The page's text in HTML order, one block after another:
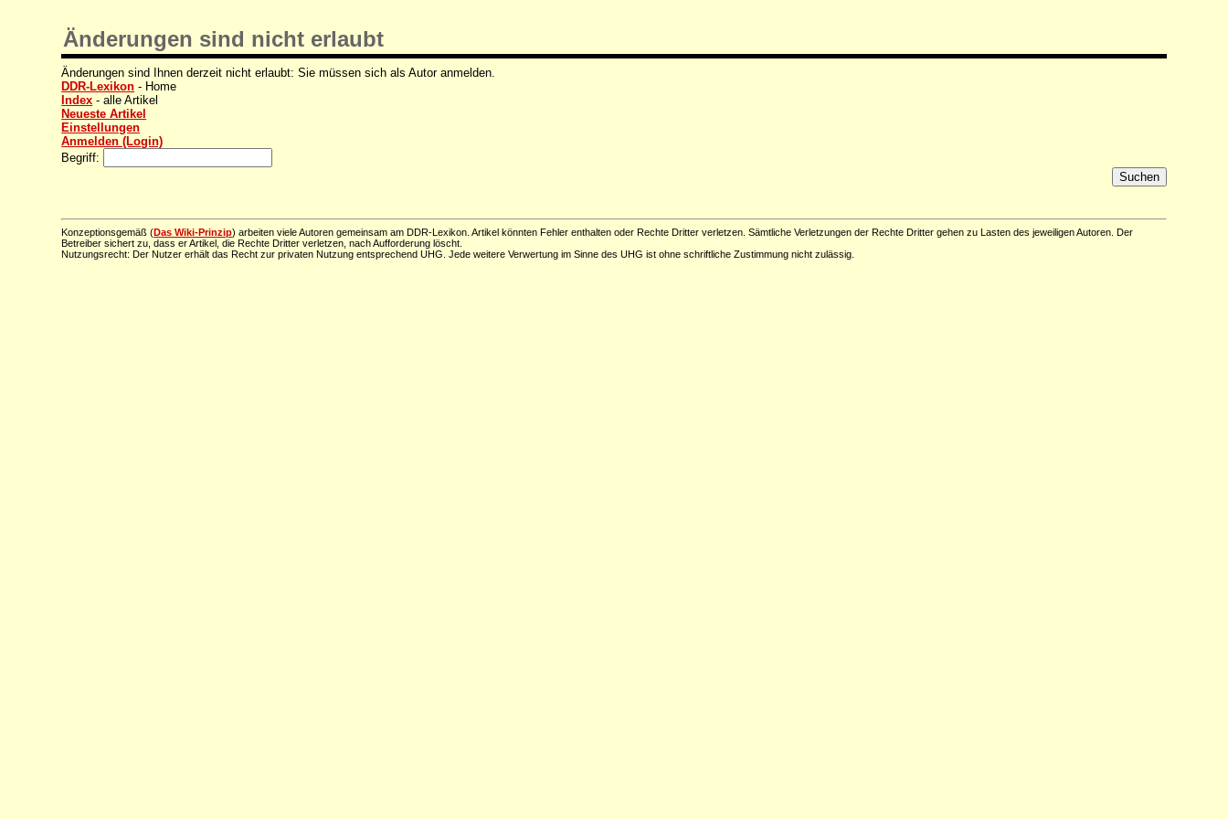
Änderungen sind nicht erlaubt
Änderungen sind Ihnen derzeit nicht erlaubt: Sie müssen sich als Autor anmelden.
DDR-Lexikon - Home
Index - alle Artikel
Neueste Artikel
Einstellungen
Anmelden (Login)
Begriff:
Konzeptionsgemäß (Das Wiki-Prinzip) arbeiten viele Autoren gemeinsam am DDR-Lexikon. Artikel könnten Fehler enthalten oder Rechte Dritter verletzen. Sämtliche Verletzungen der Rechte Dritter gehen zu Lasten des jeweiligen Autoren. Der
Betreiber sichert zu, dass er Artikel, die Rechte Dritter verletzen, nach Aufforderung löscht.
Nutzungsrecht: Der Nutzer erhält das Recht zur privaten Nutzung entsprechend UHG. Jede weitere Verwertung im Sinne des UHG ist ohne schriftliche Zustimmung nicht zulässig.